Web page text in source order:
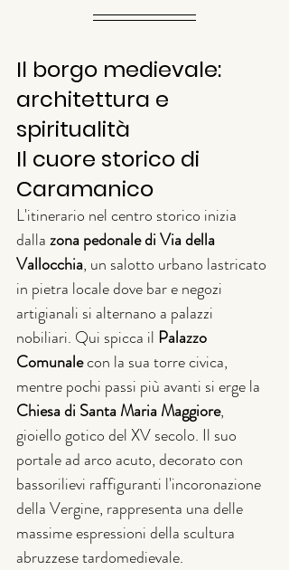
Il borgo medievale:
architettura e
spiritualità
Il cuore storico di
Caramanico
L'itinerario nel centro storico inizia
dalla zona pedonale di Via della
Vallocchia, un salotto urbano lastricato
in pietra locale dove bar e negozi
artigianali si alternano a palazzi
nobiliari. Qui spicca il Palazzo
Comunale con la sua torre civica,
mentre pochi passi più avanti si erge la
Chiesa di Santa Maria Maggiore,
gioiello gotico del XV secolo. Il suo
portale ad arco acuto, decorato con
bassorilievi raffiguranti l'incoronazione
della Vergine, rappresenta una delle
massime espressioni della scultura
abruzzese tardomedievale.